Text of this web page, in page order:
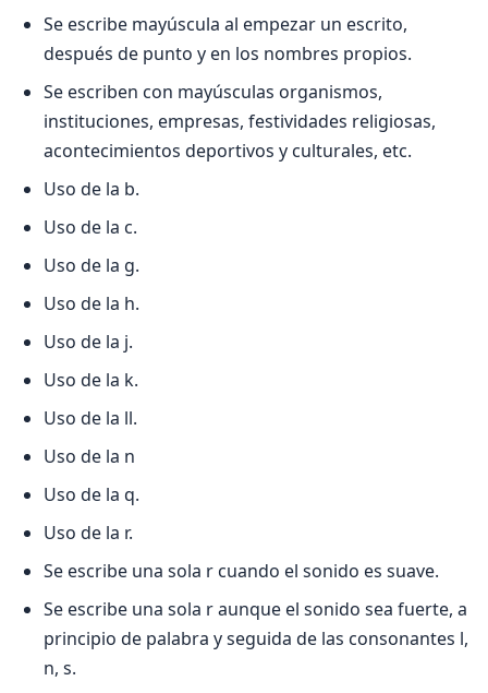
Se escribe mayúscula al empezar un escrito,
después de punto y en los nombres propios.
Se escriben con mayúsculas organismos,
instituciones, empresas, festividades religiosas,
acontecimientos deportivos y culturales, etc.
Uso de la b.
Uso de la c.
Uso de la g.
Uso de la h.
Uso de la j.
Uso de la k.
Uso de la ll.
Uso de la n
Uso de la q.
Uso de la r.
Se escribe una sola r cuando el sonido es suave.
Se escribe una sola r aunque el sonido sea fuerte, a
principio de palabra y seguida de las consonantes l,
n, s.